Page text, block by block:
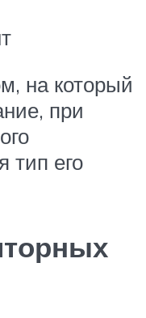
на который
при
тип его